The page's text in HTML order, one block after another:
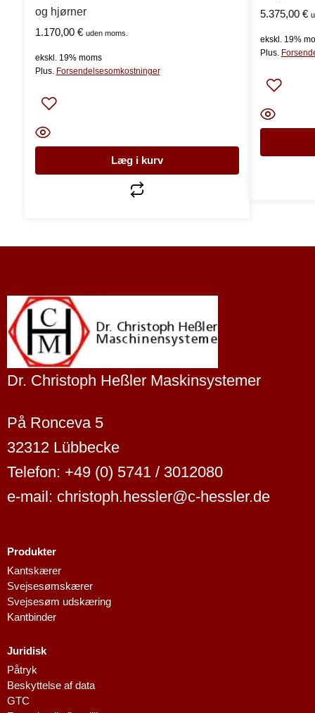
og hjørner
1.170,00 € uden moms.
ekskl. 19% moms
Plus. Forsendelsesomkostninger
Læg i kurv
5.375,00 €
ekskl. 19%
Plus.
Dr. Christoph Heßler Maskinsystemer
På Ronceva 5
32312 Lübbecke
Telefon: +49 (0) 5741 / 3012080
e-mail: christoph.hessler@c-hessler.de
Produkter
Kantskærer
Svejsesømskærer
Svejsesøm udskæring
Kantbinder
Juridisk
Påtryk
Beskyttelse af data
GTC
Finnish